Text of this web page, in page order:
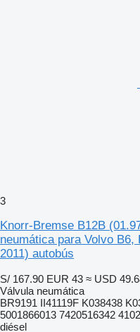
3
Knorr-Bremse B12B
neumática para Volvo
2011) autobús
S/ 167.90 EUR 43 ≈ USD
Válvula neumática
BR9191 II41119F K038438
5001866013 7420516342
diésel